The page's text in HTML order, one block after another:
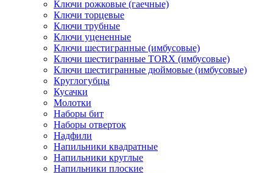
Ключи рожковые (гаечные)
Ключи торцевые
Ключи трубные
Ключи уцененные
Ключи шестигранные (имбусовые)
Ключи шестигранные TORX (имбусовые)
Ключи шестигранные дюймовые (имбусовые)
Круглогубцы
Кусачки
Молотки
Наборы бит
Наборы отверток
Надфили
Напильники квадратные
Напильники круглые
Напильники плоские